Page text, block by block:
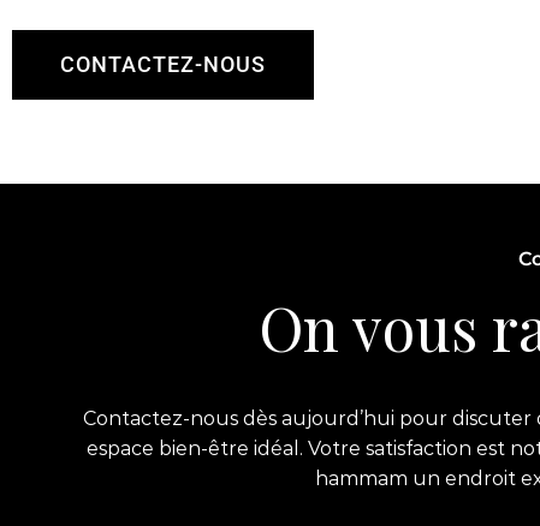
CONTACTEZ-NOUS
On vous
Contactez-nous dès aujourd’hui pour
espace bien-être idéal. Votre satisfaction est
hammam un endroit